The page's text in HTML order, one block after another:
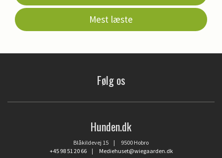
Mest læste
Følg os
Hunden.dk
Blåkildevej 15 | 9500 Hobro
+45 98 51 20 66| Mediehuset@wiegaarden.dk